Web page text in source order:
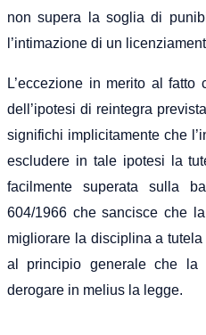
non supera la soglia di
l’intimazione di un
L’eccezione in merito al
dell’ipotesi di reintegra
significhi implicitamente che
escludere in tale ipotesi la
facilmente superata sulla
604/1966 che sancisce che
migliorare la disciplina a
al principio generale che la
derogare in melius la legge.